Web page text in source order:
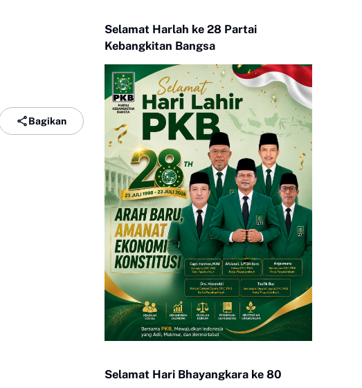
Bagikan
Selamat Harlah ke 28 Partai
Kebangkitan Bangsa
Selamat Hari Bhayangkara ke 80